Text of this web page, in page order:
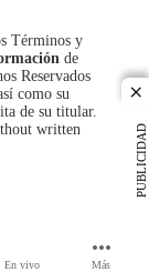
En vivo Más
PUBLICIDAD
Términos y
de
Reservados
como su
de su titular.
written